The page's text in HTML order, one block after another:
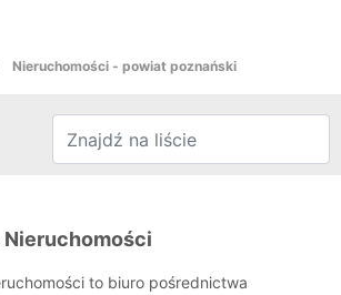
Nieruchomości - powiat poznański
Nieruchomości
to biuro pośrednictwa